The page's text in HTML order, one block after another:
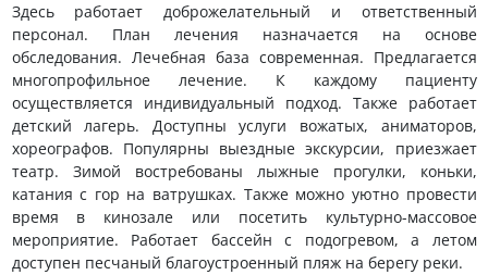
Здесь работает доброжелательный и ответственный
персонал. План лечения назначается на основе
обследования. Лечебная база современная. Предлагается
многопрофильное лечение. К каждому пациенту
осуществляется индивидуальный подход. Также работает
детский лагерь. Доступны услуги вожатых, аниматоров,
хореографов. Популярны выездные экскурсии, приезжает
театр. Зимой востребованы лыжные прогулки, коньки,
катания с гор на ватрушках. Также можно уютно провести
время в кинозале или посетить культурно-массовое
мероприятие. Работает бассейн с подогревом, а летом
доступен песчаный благоустроенный пляж на берегу реки.